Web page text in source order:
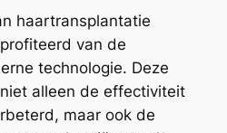
haartransplantatie
van de
technologie. Deze
alleen de effectiviteit
maar ook de